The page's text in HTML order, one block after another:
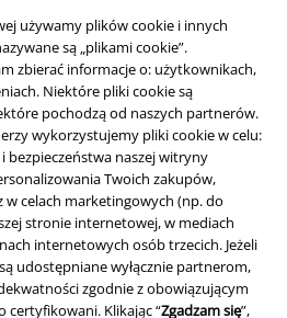
używamy plików cookie i innych
są „plikami cookie”.
zbierać informacje o: użytkownikach,
Niektóre pliki cookie są
pochodzą od naszych partnerów.
wykorzystujemy pliki cookie w celu:
bezpieczeństwa naszej witryny
Twoich zakupów,
w celach marketingowych (np. do
stronie internetowej, w mediach
internetowych osób trzecich. Jeżeli
udostępniane wyłącznie partnerom,
zgodnie z obowiązującym
certyfikowani. Klikając “Zgadzam się”,
EMP
- ZA DARMO - i korzystaj z nowych
funkcji!
Group Company